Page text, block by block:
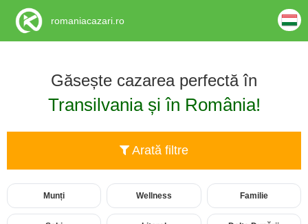
Găsește cazarea perfectă în
Transilvania și în România!
Arată filtre
Munți Wellness Familie
romaniacazari.ro